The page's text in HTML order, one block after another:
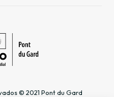
© 2021 Pont du Gard